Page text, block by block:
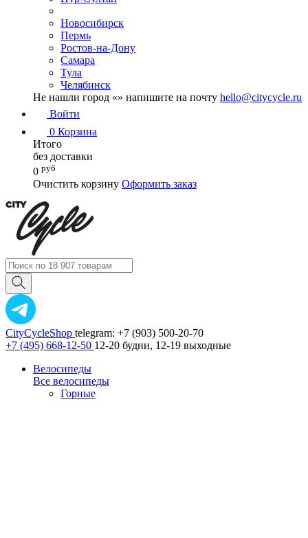
Новосибирск
Пермь
Ростов-на-Дону
Самара
Тула
Челябинск
Не нашли город «» напишите на почту hello@citycycle.ru
Войти
0 Корзина
Итого
без доставки
0 руб
Очистить корзину Оформить заказ
CityCycleShop telegram: +7 (903) 500-20-70
+7 (495) 668-12-50 12-20 будни, 12-19 выходные
Велосипеды
Все велосипеды
Горные